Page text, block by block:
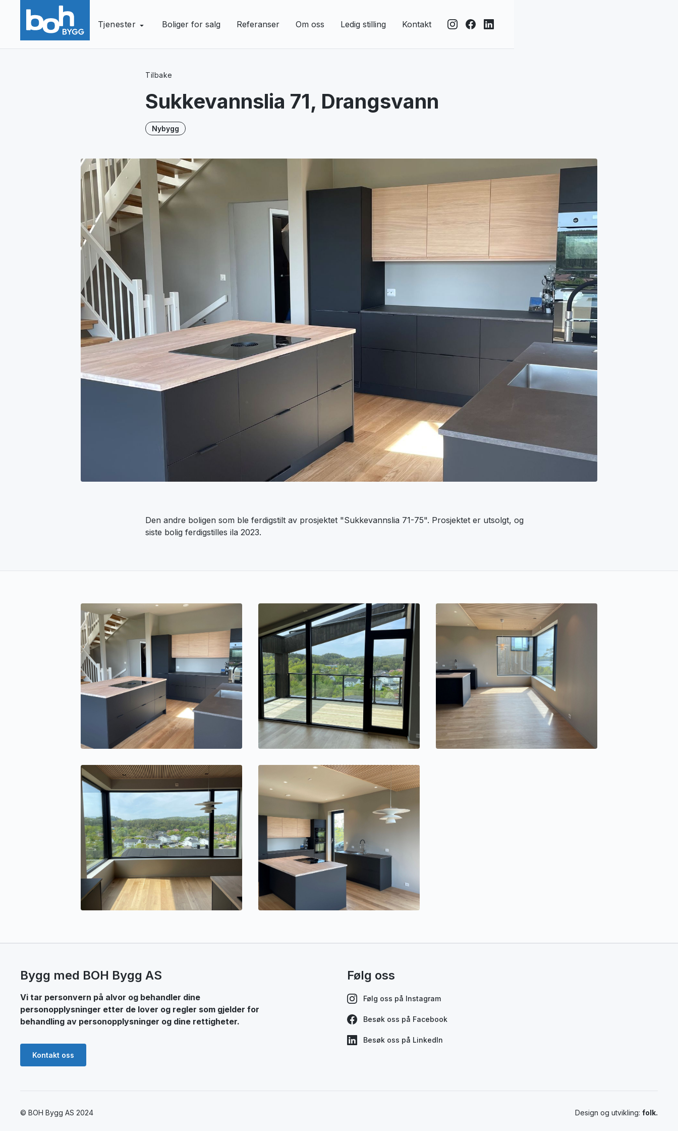
Tjenester Boliger for salg Referanser Om oss Ledig stilling Kontakt
Tilbake
Sukkevannslia 71, Drangsvann
Nybygg
Den andre boligen som ble ferdigstilt av prosjektet "Sukkevannslia 71-75". Prosjektet er utsolgt, og
siste bolig ferdigstilles ila 2023.
Bygg med BOH Bygg AS
Vi tar personvern på alvor og behandler dine
personopplysninger etter de lover og regler som gjelder for
behandling av personopplysninger og dine rettigheter.
Kontakt oss
Følg oss
Følg oss på Instagram
Besøk oss på Facebook
Besøk oss på LinkedIn
© BOH Bygg AS 2024 Design og utvikling: folk.